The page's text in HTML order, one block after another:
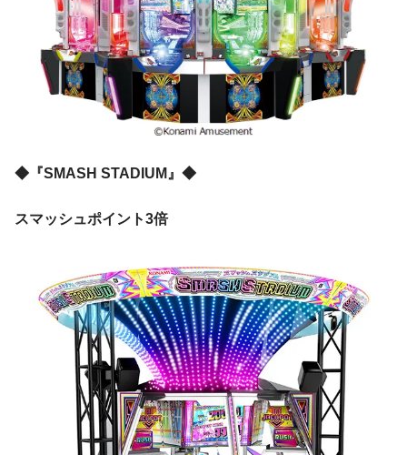
◆『SMASH STADIUM』◆
スマッシュポイント3倍